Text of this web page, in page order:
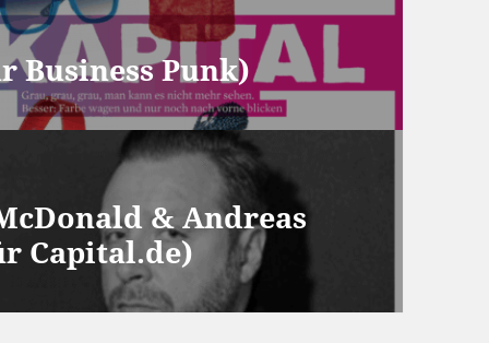
Business Punk)
& Andreas
Capital.de)